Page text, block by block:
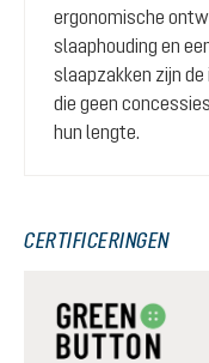
ergonomische
slaaphouding en
slaapzakken zijn
die geen
hun lengte.
CERTIFICERINGEN